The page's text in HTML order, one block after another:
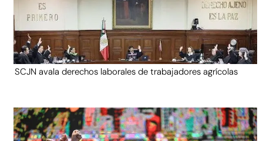
SCJN avala derechos laborales de trabajadores agrícolas